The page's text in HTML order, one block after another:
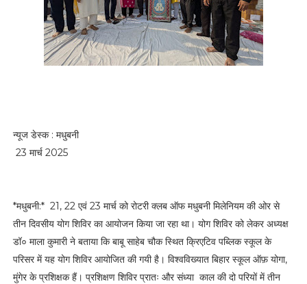
न्यूज डेस्क : मधुबनी
23 मार्च 2025
*मधुबनी:* 21, 22 एवं 23 मार्च को रोटरी क्लब ऑफ मधुबनी मिलेनियम की ओर से
तीन दिवसीय योग शिविर का आयोजन किया जा रहा था। योग शिविर को लेकर अध्यक्ष
डॉ० माला कुमारी ने बताया कि बाबू साहेब चौक स्थित क्रिएटिव पब्लिक स्कूल के
परिसर में यह योग शिविर आयोजित की गयी है। विश्वविख्यात बिहार स्कूल ऑफ़ योगा,
मुंगेर के प्रशिक्षक हैं। प्रशिक्षण शिविर प्रातः और संध्या काल की दो परियों में तीन